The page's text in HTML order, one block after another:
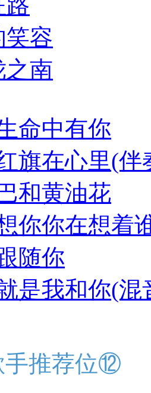
笑容
之南
命中有你
旗在心里(伴
和黄油花
你你在想着
随你
是我和你(混
手推荐位⑫